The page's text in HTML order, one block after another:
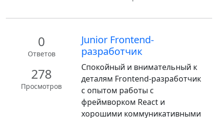
0
Ответов
278
Просмотров
Junior Frontend-
разработчик
Спокойный и внимательный к
деталям Frontend-разработчик
с опытом работы с
фреймворком React и
хорошими коммуникативными